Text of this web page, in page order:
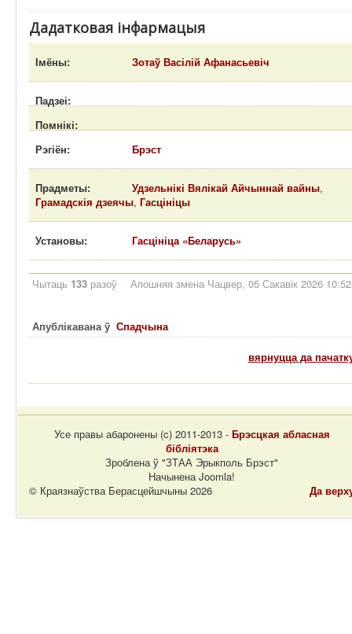
Дадатковая інфармацыя
Імёны: Зотаў Васілій Афанасьевіч
Падзеі:
Помнікі:
Рэгіён:
Брэст
Прадметы: Удзельнікі Вялікай Айчыннай вайны,
Грамадскія дзеячы, Гасцініцы
Установы: Гасцініца «Беларусь»
Чытаць 133 разоў Апошняя змена Чацвер, 05 Сакавік 2026 10:52
Апублікавана ў Спадчына
вярнуцца да
Усе правы абаронены (c) 2011-2013 - Брэсцкая абласная
бібліятэка
Зроблена ў "ЗТАА Эрыкполь Брэст"
Начынена Joomla!
Да
© Краязнаўства Берасцейшчыны 2026